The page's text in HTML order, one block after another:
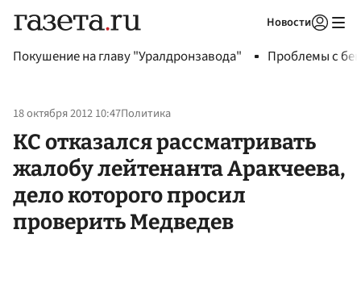
Новости
Покушение на главу "Уралдронзавода" Проблемы с
18 октября 2012 10:47Политика
КС отказался рассматривать
жалобу лейтенанта Аракчеева,
дело которого просил
проверить Медведев